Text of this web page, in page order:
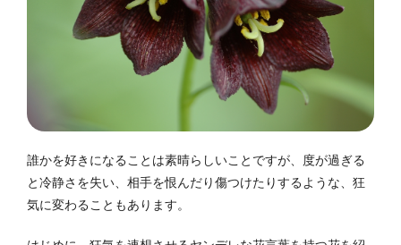
誰かを好きになることは素晴らしいことですが、度が過ぎる
と冷静さを失い、相手を恨んだり傷つけたりするような、狂
気に変わることもあります。